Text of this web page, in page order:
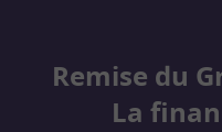
Remise du
La